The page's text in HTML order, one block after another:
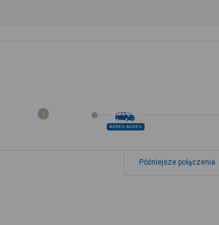
ADRES-ADRES
Późniejsze połączenia